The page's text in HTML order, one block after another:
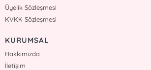
Üyelik Sözleşmesi
KVKK Sözleşmesi
KURUMSAL
Hakkımızda
İletişim